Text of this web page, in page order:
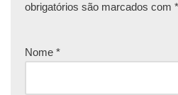
obrigatórios são marcados com *
Nome *